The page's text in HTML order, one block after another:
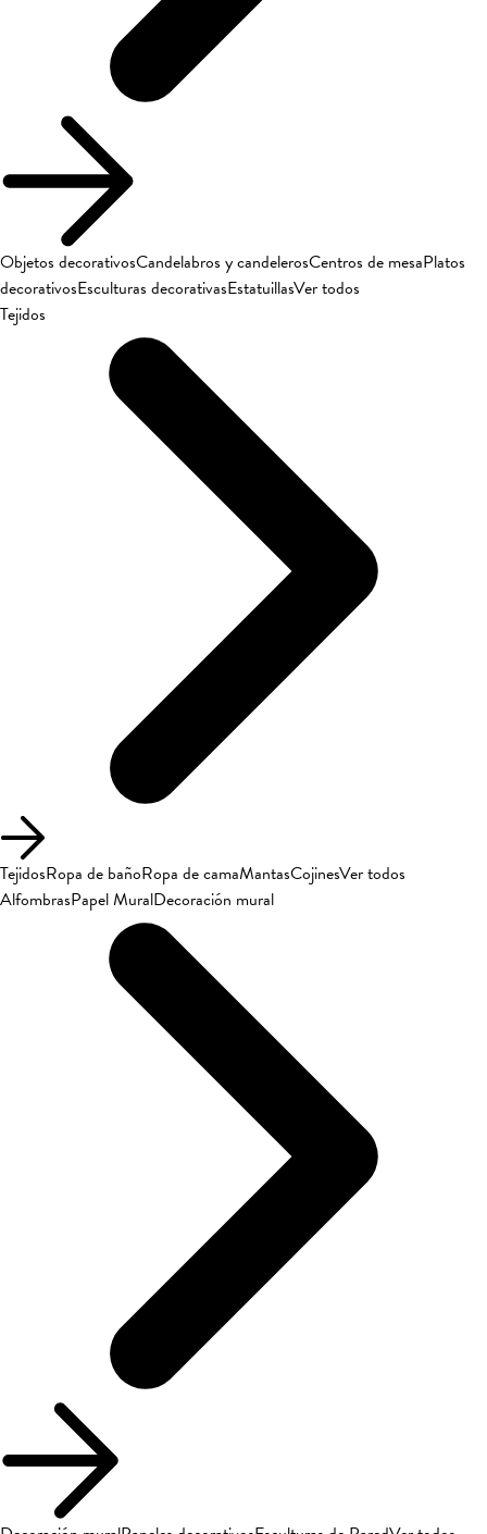
Objetos decorativosCandelabros y candelerosCentros de mesaPlatos
decorativosEsculturas decorativasEstatuillasVer todos
Tejidos
TejidosRopa de bañoRopa de camaMantasCojinesVer todos
AlfombrasPapel MuralDecoración mural